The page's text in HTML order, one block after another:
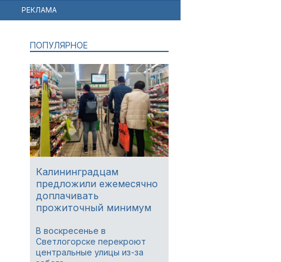
РЕКЛАМА
ПОПУЛЯРНОЕ
Калининградцам
предложили ежемесячно
доплачивать
прожиточный минимум
В воскресенье в
Светлогорске перекроют
центральные улицы из-за